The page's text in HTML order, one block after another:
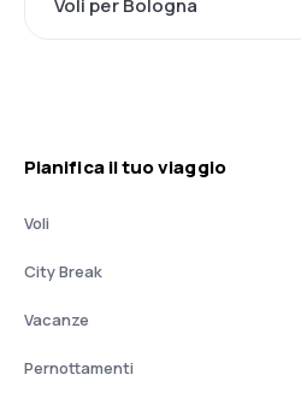
Voli per Bologna
Pianifica il tuo viaggio
Voli
City Break
Vacanze
Pernottamenti